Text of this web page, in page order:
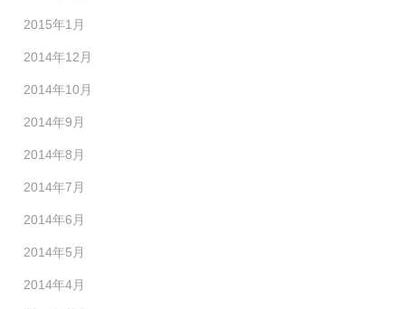
2015年1月
2014年12月
2014年10月
2014年9月
2014年8月
2014年7月
2014年6月
2014年5月
2014年4月